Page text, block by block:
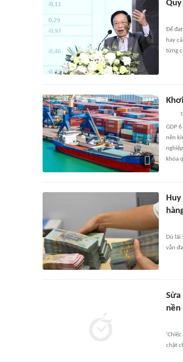
Để
hay
từng
GDP
nền
khóa
Dù lãi
vẫn
Sửa
nền
chật